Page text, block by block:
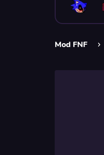
Mod FNF